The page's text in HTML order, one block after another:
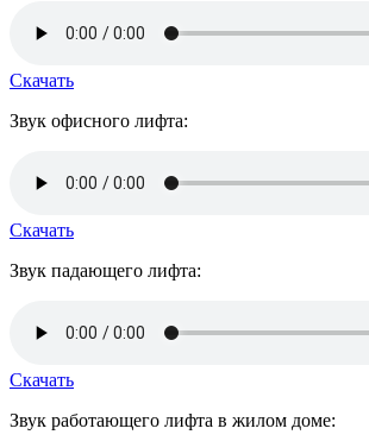
Скачать
Звук офисного лифта:
Скачать
Звук падающего лифта:
Скачать
Звук работающего лифта в жилом доме: